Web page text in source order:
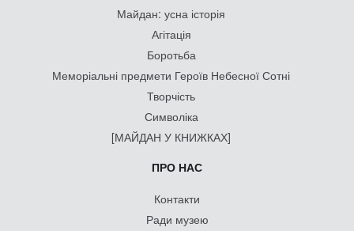
Майдан: усна історія
Агітація
Боротьба
Меморіальні предмети Героїв Небесної Сотні
Творчість
Символіка
[МАЙДАН У КНИЖКАХ]
ПРО НАС
Контакти
Ради музею